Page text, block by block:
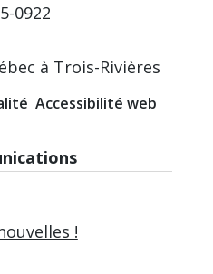
0922
à Trois-Rivières
Accessibilité web
!